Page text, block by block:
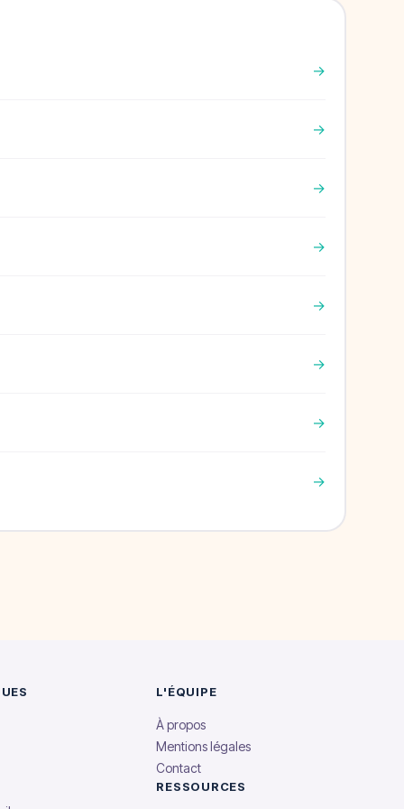
→
→
→
→
→
→
→
→
L'ÉQUIPE
À propos
Mentions légales
Contact
RESSOURCES